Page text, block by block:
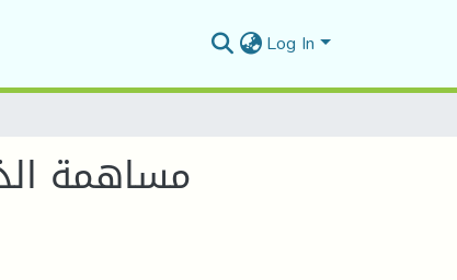
Log In
مساهمة